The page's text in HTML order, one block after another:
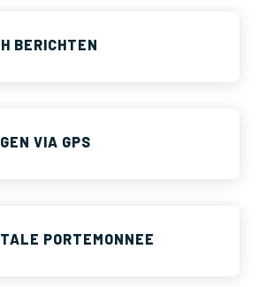
BERICHTEN
VIA GPS
PORTEMONNEE